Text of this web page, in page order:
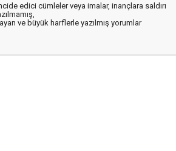
edici cümleler veya imalar, inançlara saldırı
ve büyük harflerle yazılmış yorumlar